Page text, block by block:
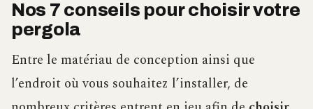
Nos 7 conseils pour choisir votre
pergola
Entre le matériau de conception ainsi que
l’endroit où vous souhaitez l’installer, de